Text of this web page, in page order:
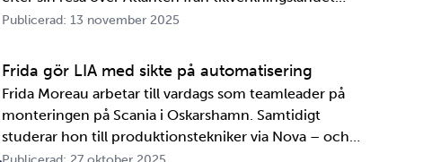
USA. Innan transportbehållaren kan bli en del av SKB:s
tester och utbildningar. Redan 2008 i…
Publicerad: 13 november 2025
Frida gör LIA med sikte på automatisering
Frida Moreau arbetar till vardags som teamleader på
monteringen på Scania i Oskarshamn. Samtidigt
studerar hon till produktionstekniker via Nova – och
under tio veckor i höst gör hon både sin praktik, även